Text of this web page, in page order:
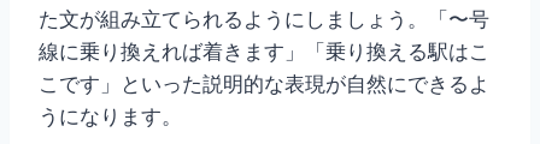
た文が組み立てられるようにしましょう。「〜号
線に乗り換えれば着きます」「乗り換える駅はこ
こです」といった説明的な表現が自然にできるよ
うになります。